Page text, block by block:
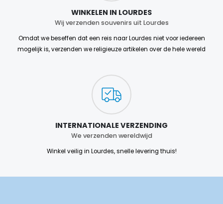
WINKELEN IN LOURDES
Wij verzenden souvenirs uit Lourdes
Omdat we beseffen dat een reis naar Lourdes niet voor iedereen
mogelijk is, verzenden we religieuze artikelen over de hele wereld
INTERNATIONALE VERZENDING
We verzenden wereldwijd
Winkel veilig in Lourdes, snelle levering thuis!